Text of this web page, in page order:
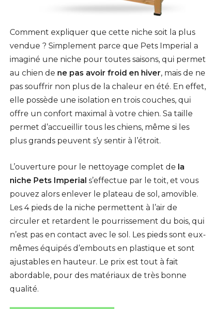
Comment expliquer que cette niche soit la plus
vendue ? Simplement parce que Pets Imperial a
imaginé une niche pour toutes saisons, qui permet
au chien de ne pas avoir froid en hiver, mais de ne
pas souffrir non plus de la chaleur en été. En effet,
elle possède une isolation en trois couches, qui
offre un confort maximal à votre chien. Sa taille
permet d’accueillir tous les chiens, même si les
plus grands peuvent s’y sentir à l’étroit.
L’ouverture pour le nettoyage complet de la
niche Pets Imperial s’effectue par le toit, et vous
pouvez alors enlever le plateau de sol, amovible.
Les 4 pieds de la niche permettent à l’air de
circuler et retardent le pourrissement du bois, qui
n’est pas en contact avec le sol. Les pieds sont eux-
mêmes équipés d’embouts en plastique et sont
ajustables en hauteur. Le prix est tout à fait
abordable, pour des matériaux de très bonne
qualité.